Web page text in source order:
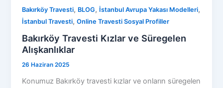
Bakırköy Travesti, BLOG, İstanbul Avrupa Yakası Modelleri,
İstanbul Travesti,Online Travesti Sosyal Profiller
Bakırköy Travesti Kızlar ve Süregelen
Alışkanlıklar
26 Haziran 2025
Konumuz Bakırköy travesti kızlar ve onların süregelen